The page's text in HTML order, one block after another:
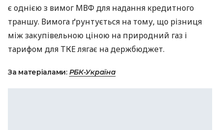
є однією з вимог МВФ для надання кредитного
траншу. Вимога ґрунтується на тому, що різниця
між закупівельною ціною на природний газ і
тарифом для ТКЕ лягає на держбюджет.
За матеріалами: РБК-Україна